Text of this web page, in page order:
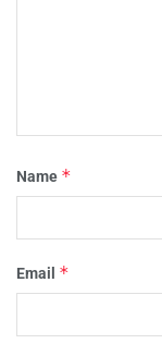
Name *
Email *